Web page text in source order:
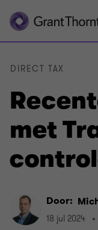
met
DIRECT TAX
Door:
18 jul 2024